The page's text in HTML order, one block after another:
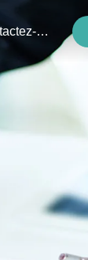
Contactez-Nous